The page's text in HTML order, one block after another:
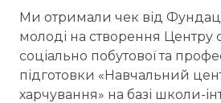
Ми отримали чек від
молоді на створення Центру
соціально побутової та
підготовки «Навчальний
харчування» на базі школи-